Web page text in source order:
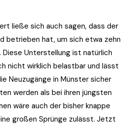
ließe sich auch sagen, dass der
betrieben hat, um sich etwa zehn
Diese Unterstellung ist natürlich
nicht wirklich belastbar und lässt
Neuzugänge in Münster sicher
werden als bei ihren jüngsten
wäre auch der bisher knappe
großen Sprünge zulässt. Jetzt